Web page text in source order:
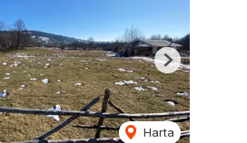
Harta
Next